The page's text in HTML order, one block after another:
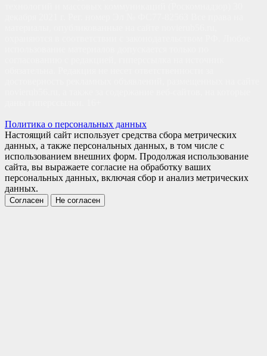
Политика о персональных данных
Настоящий сайт использует средства сбора метрических
данных, а также персональных данных, в том числе с
использованием внешних форм. Продолжая использование
сайта, вы выражаете согласие на обработку ваших
персональных данных, включая сбор и анализ метрических
данных.
Согласен Не согласен